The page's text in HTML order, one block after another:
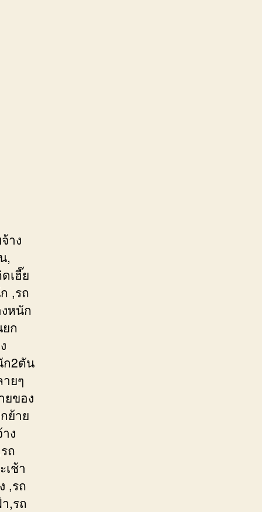
าง
,
เฮี๊ย
,รถ
หนัก
ก
ก2ตัน
ยๆ
ยของ
ย้าย
ง
ถ
ช้า
,รถ
,รถ